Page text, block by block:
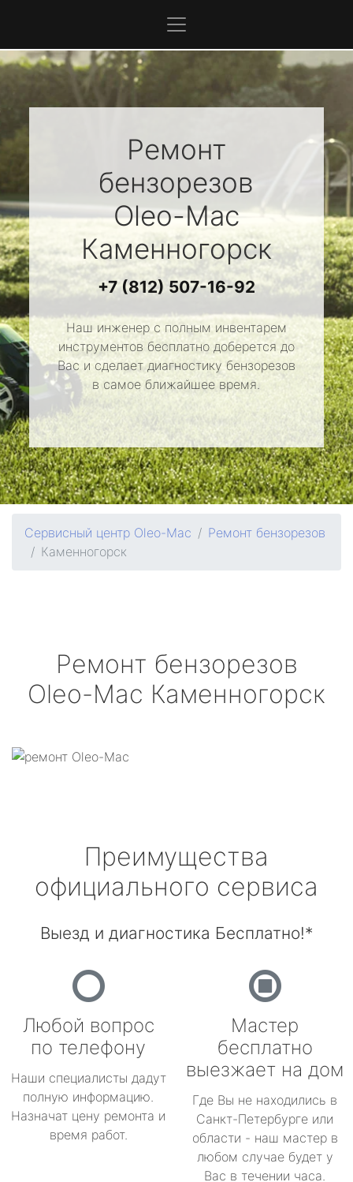
Ремонт
бензорезов
Oleo-Mac
Каменногорск
+7 (812) 507-16-92
Наш инженер с полным инвентарем
инструментов бесплатно доберется до
Вас и сделает диагностику бензорезов
в самое ближайшее время.
Сервисный центр Oleo-Mac
Ремонт бензорезов
Каменногорск
Ремонт бензорезов
Oleo-Mac Каменногорск
Преимущества
официального сервиса
Выезд и диагностика Бесплатно!*
Любой вопрос
по телефону
Наши специалисты дадут
полную информацию.
Назначат цену ремонта и
время работ.
Мастер
бесплатно
выезжает на дом
Где Вы не находились в
Санкт-Петербурге или
области - наш мастер в
любом случае будет у
Вас в течении часа.